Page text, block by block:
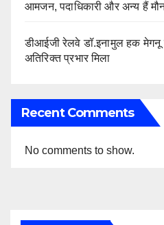
आमजन, पदाधिकारी और अन्य हैं
डीआईजी रेलवे डॉ.इनामुल हक मेगनू
अतिरिक्त प्रभार मिला
Recent Comments
No comments to show.